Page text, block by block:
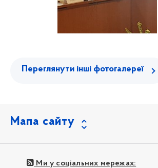
Переглянути інші фотогалереї
Мапа сайту
Ми у соціальних мережах: